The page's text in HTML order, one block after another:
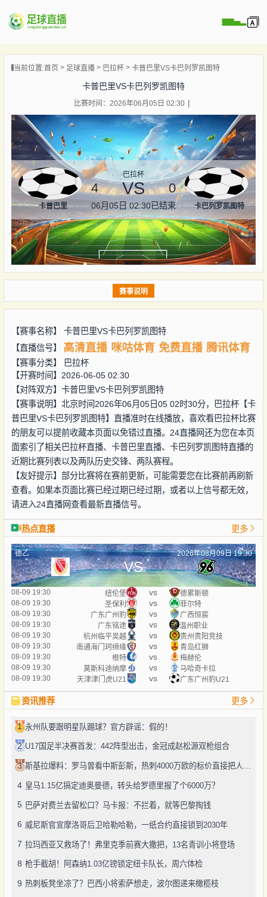
播
闻
当前位置:首页 足球直播 巴拉杯 卡普巴里VS卡巴列罗凯图特
卡普巴里VS卡巴列罗凯图特
比赛时间：2026年06月05日 02:30
卡普巴里
巴拉杯
4 VS 0
06月05日 02:30已结束 卡巴列罗凯图特
赛事说明
【赛事名称】 卡普巴里VS卡巴列罗凯图特
【直播信号】
高清直播 咪咕体育 免费直播 腾讯体育
【赛事分类】
巴拉杯
【开赛时间】2026-06-05 02:30
【对阵双方】 卡普巴里VS卡巴列罗凯图特
【赛事说明】北京时间2026年06月05日05 02时30分，巴拉杯【卡
普巴里VS卡巴列罗凯图特】直播准时在线播放，喜欢看巴拉杯比赛
的朋友可以提前收藏本页面以免错过直播。24直播网还为您在本页
面索引了相关巴拉杯直播、卡普巴里直播、卡巴列罗凯图特直播的
近期比赛列表以及两队历史交锋、两队赛程。
【友好提示】部分比赛将在赛前更新，可能需要您在比赛前再刷新
查看。如果本页面比赛已经过期已经过期，或者以上信号都无效，
请进入24直播网查看最新直播信号。
热点直播 更多
德乙 2026年08月09日 19:30
VS
08-09 19:30 纽伦堡 vs
德累斯顿
08-09 19:30
圣保利 vs
菲尔特
08-09 19:30
广东广州豹 vs
广西恒宸
08-09 19:30
广东铭途 vs
温州职业
08-09 19:30
杭州临平吴越 vs
贵州贵阳竞技
08-09 19:30
南通海门珂缔缘 vs
青岛红狮
08-09 19:30
根特 vs
梅赫伦
08-09 19:30
莫斯科迪纳摩 vs
马哈奇卡拉
08-09 19:30
天津津门虎U21 vs 广东广州豹U21
资讯推荐 更多
1 永州队要跟明星队踢球？官方辟谣：假的！
2 U17国足半决赛首发：442阵型出击，金冠成赵松源双枪组合
3 斯基拉爆料：罗马曾看中斯彭斯，热刺4000万欧的标价直接把人劝退了
4 皇马1.15亿搞定迪奥曼德，转头给罗德里报了个6000万？
5 巴萨对费兰去留松口？马卡报：不拦着，就等巴黎掏钱
6 威尼斯官宣摩洛哥后卫哈勒哈勒，一纸合约直接锁到2030年
7 拉玛西亚又救场了！弗里克季前赛大撒把，13名青训小将登场
8 枪手截胡！阿森纳1.03亿镑锁定纽卡队长，周六体检
9 热刺板凳坐凉了？巴西小将索萨想走，波尔图递来橄榄枝